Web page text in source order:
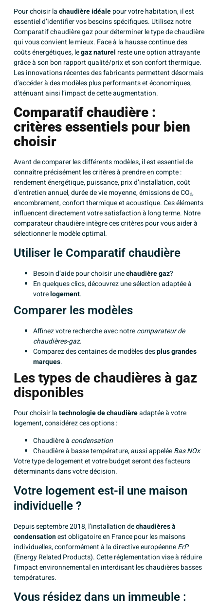
Pour choisir lachaudière idéalepour votre habitation, il est
essentiel d’identifier vos besoins spécifiques. Utilisez notre
Comparatif chaudière gaz pour déterminer le type de chaudière
qui vous convient le mieux. Face à la hausse continue des
coûts énergétiques, legaz naturel reste une option attrayante
grâce à son bon rapport qualité/prix et son confort thermique.
Les innovations récentes des fabricants permettent désormais
d’accéder à des modèles plus performants et économiques,
atténuant ainsi l’impact de cette augmentation.
Comparatif chaudière :
critères essentiels pour bien
choisir
Avant de comparer les différents modèles, il est essentiel de
connaître précisément les critères à prendre en compte :
rendement énergétique, puissance, prix d’installation, coût
d’entretien annuel, durée de vie moyenne, émissions de CO₂,
encombrement, confort thermique et acoustique. Ces éléments
influencent directement votre satisfaction à long terme. Notre
comparateur chaudière intègre ces critères pour vous aider à
sélectionner le modèle optimal.
Utiliser le Comparatif chaudière
Besoin d’aide pour choisir unechaudière gaz?
En quelques clics, découvrez une sélection adaptée à
votrelogement.
Comparer les modèles
Affinez votre recherche avec notrecomparateur de
chaudières-gaz.
Comparez des centaines de modèles desplus grandes
marques.
Les types de chaudières à gaz
disponibles
Pour choisir latechnologie de chaudièreadaptée à votre
logement, considérez ces options :
Chaudière à condensation
Chaudière à basse température, aussi appeléeBas NOx
Votre type de logement et votre budget seront des facteurs
déterminants dans votre décision.
Votre logement est-il une maison
individuelle ?
Depuis septembre 2018, l’installation dechaudières à
condensationest obligatoire en France pour les maisons
individuelles, conformément à la directive européenneErP
(Energy Related Products). Cette réglementation vise à réduire
l’impact environnemental en interdisant les chaudières basses
températures.
Vous résidez dans un immeuble :